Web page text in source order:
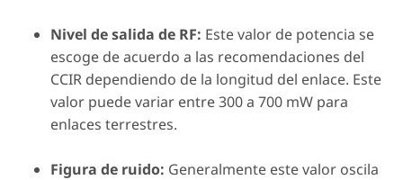
Nivel de salida de RF: Este valor de potencia se
escoge de acuerdo a las recomendaciones del
CCIR dependiendo de la longitud del enlace. Este
valor puede variar entre 300 a 700 mW para
enlaces terrestres.
Figura de ruido: Generalmente este valor oscila